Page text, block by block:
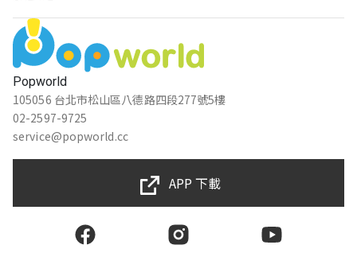
Popworld
105056 台北市松山區八德路四段277號5樓
02-2597-9725
service@popworld.cc
APP 下載